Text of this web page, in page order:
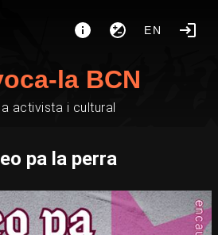
EN
la BCN
activista i cultural
pa la perra